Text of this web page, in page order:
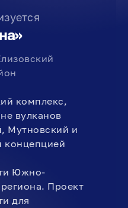
комплекс,
вулканов
Мутновский и
Южно-
Проект
для